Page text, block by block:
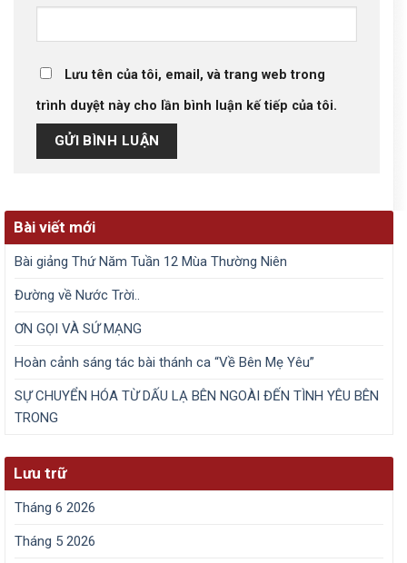
Lưu tên của tôi, email, và trang web trong
trình duyệt này cho lần bình luận kế tiếp của tôi.
Bài viết mới
Bài giảng Thứ Năm Tuần 12 Mùa Thường Niên
Đường về Nước Trời..
ƠN GỌI VÀ SỨ MẠNG
​Hoàn cảnh sáng tác bài thánh ca “Về Bên Mẹ Yêu”
SỰ CHUYỂN HÓA TỪ DẤU LẠ BÊN NGOÀI ĐẾN TÌNH YÊU BÊN
TRONG
Lưu trữ
Tháng 6 2026
Tháng 5 2026